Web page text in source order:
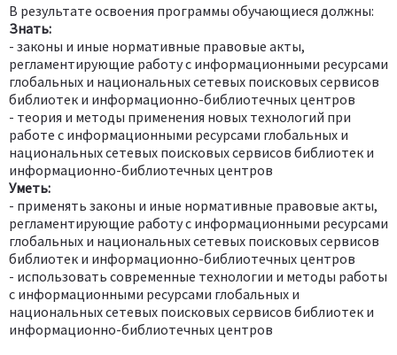
В результате освоения программы обучающиеся должны:
Знать:
- законы и иные нормативные правовые акты,
регламентирующие работу с информационными ресурсами
глобальных и национальных сетевых поисковых сервисов
библиотек и информационно-библиотечных центров
- теория и методы применения новых технологий при
работе с информационными ресурсами глобальных и
национальных сетевых поисковых сервисов библиотек и
информационно-библиотечных центров
Уметь:
- применять законы и иные нормативные правовые акты,
регламентирующие работу с информационными ресурсами
глобальных и национальных сетевых поисковых сервисов
библиотек и информационно-библиотечных центров
- использовать современные технологии и методы работы
с информационными ресурсами глобальных и
национальных сетевых поисковых сервисов библиотек и
информационно-библиотечных центров